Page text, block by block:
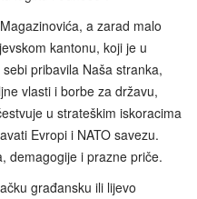
a zarad malo
kantonu, koji je u
pribavila Naša stranka,
vlasti i borbe za državu,
u strateškim iskoracima
Evropi i NATO savezu.
demagogije i prazne priče.
građansku ili lijevo